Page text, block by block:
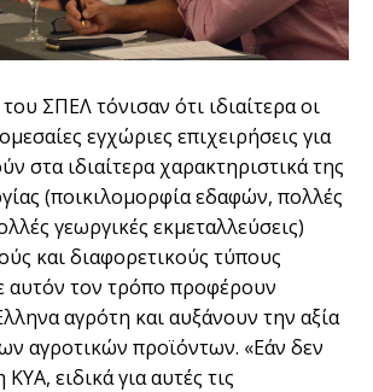
ΣΠΕΛ τόνισαν ότι ιδιαίτερα οι
εγχώριες επιχειρήσεις για
στα ιδιαίτερα χαρακτηριστικά της
(ποικιλομορφία εδαφών, πολλές
γεωργικές εκμεταλλεύσεις)
και διαφορετικούς τύπους
αυτόν τον τρόπο προφέρουν
αγρότη και αυξάνουν την αξία
αγροτικών προϊόντων. «Εάν δεν
ειδικά για αυτές τις